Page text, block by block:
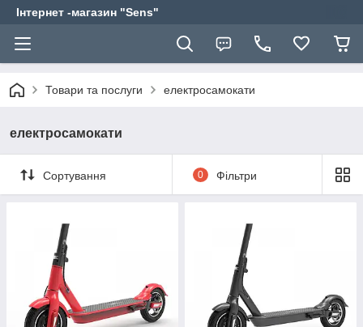
Інтернет -магазин "Sens"
Товари та послуги електросамокати
електросамокати
Сортування 0 Фільтри